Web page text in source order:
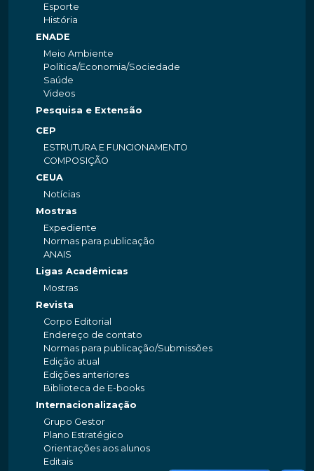
Esporte
História
ENADE
Meio Ambiente
Política/Economia/Sociedade
Saúde
Videos
Pesquisa e Extensão
CEP
ESTRUTURA E FUNCIONAMENTO
COMPOSIÇÃO
CEUA
Notícias
Mostras
Expediente
Normas para publicação
ANAIS
Ligas Acadêmicas
Mostras
Revista
Corpo Editorial
Endereço de contato
Normas para publicação/Submissões
Edição atual
Edições anteriores
Biblioteca de E-books
Internacionalização
Grupo Gestor
Plano Estratégico
Orientações aos alunos
Editais